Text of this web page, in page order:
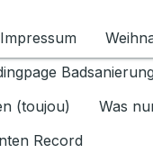
für
Impressum
(toujou) Was
Record